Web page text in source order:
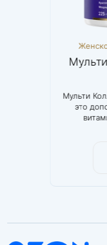
Мульти
это
Женское
здоровье и
красота
Бета-аланин